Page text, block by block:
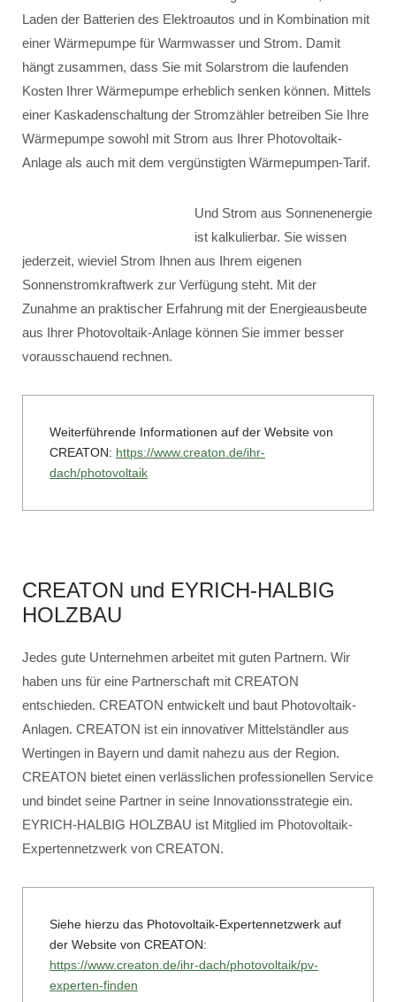
Laden der Batterien des Elektroautos und in Kombination mit
einer Wärmepumpe für Warmwasser und Strom. Damit
hängt zusammen, dass Sie mit Solarstrom die laufenden
Kosten Ihrer Wärmepumpe erheblich senken können. Mittels
einer Kaskadenschaltung der Stromzähler betreiben Sie Ihre
Wärmepumpe sowohl mit Strom aus Ihrer Photovoltaik-
Anlage als auch mit dem vergünstigten Wärmepumpen-Tarif.
Und Strom aus Sonnenenergie
ist kalkulierbar. Sie wissen
jederzeit, wieviel Strom Ihnen aus Ihrem eigenen
Sonnenstromkraftwerk zur Verfügung steht. Mit der
Zunahme an praktischer Erfahrung mit der Energieausbeute
aus Ihrer Photovoltaik-Anlage können Sie immer besser
vorausschauend rechnen.
Weiterführende Informationen auf der Website von
CREATON: https://www.creaton.de/ihr-
dach/photovoltaik
CREATON und EYRICH-HALBIG
HOLZBAU
Jedes gute Unternehmen arbeitet mit guten Partnern. Wir
haben uns für eine Partnerschaft mit CREATON
entschieden. CREATON entwickelt und baut Photovoltaik-
Anlagen. CREATON ist ein innovativer Mittelständler aus
Wertingen in Bayern und damit nahezu aus der Region.
CREATON bietet einen verlässlichen professionellen Service
und bindet seine Partner in seine Innovationsstrategie ein.
EYRICH-HALBIG HOLZBAU ist Mitglied im Photovoltaik-
Expertennetzwerk von CREATON.
Siehe hierzu das Photovoltaik-Expertennetzwerk auf
der Website von CREATON:
https://www.creaton.de/ihr-dach/photovoltaik/pv-
experten-finden